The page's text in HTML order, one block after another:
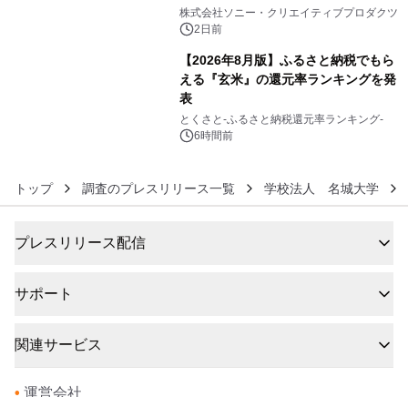
ラボレーション サウナイキタイコラ
ボグッズも発売決定！
株式会社ソニー・クリエイティブプロダクツ
2日前
【2026年8月版】ふるさと納税でもら
える『玄米』の還元率ランキングを発
表
とくさと-ふるさと納税還元率ランキング-
6時間前
トップ 調査のプレスリリース一覧 学校法人 名城大学
プレスリリース配信
サポート
関連サービス
• 運営会社